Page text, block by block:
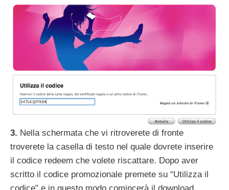
3. Nella schermata che vi ritroverete di fronte
troverete la casella di testo nel quale dovrete inserire
il codice redeem che volete riscattare. Dopo aver
scritto il codice promozionale premete su “Utilizza il